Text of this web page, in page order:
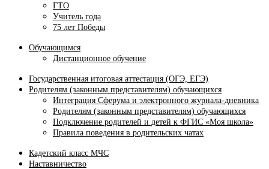
ГТО
Учитель года
75 лет Победы
Обучающимся
Дистанционное обучение
Государственная итоговая аттестация (ОГЭ, ЕГЭ)
Родителям (законным представителям) обучающихся
Интеграция Сферума и электронного журнала‑дневника
Родителям (законным представителям) обучающихся
Подключение родителей и детей к ФГИС «Моя школа»
Правила поведения в родительских чатах
Кадетский класс МЧС
Наставничество